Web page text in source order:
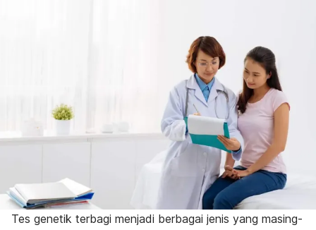
Tes genetik terbagi menjadi berbagai jenis yang masing-